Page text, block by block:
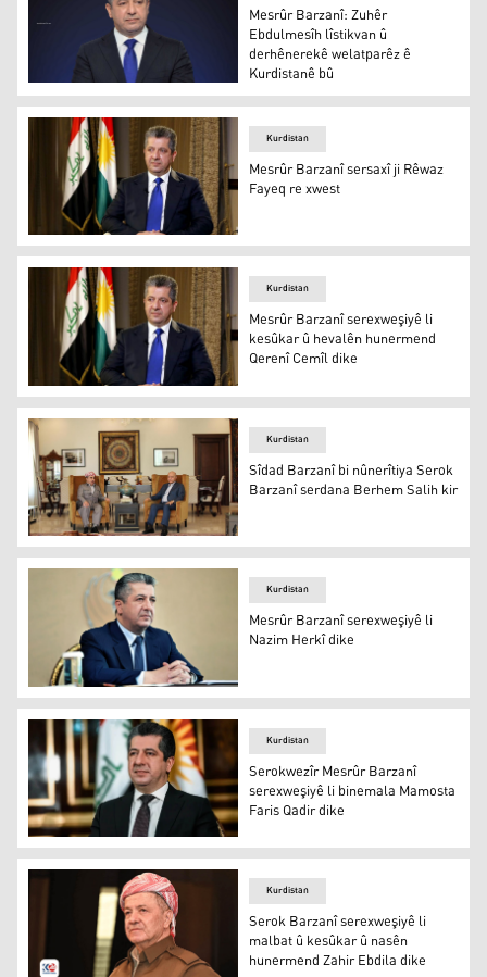
Mesrûr Barzanî
Mesrûr Barzanî: Zuhêr
Ebdulmesîh lîstikvan û
derhênerekê welatparêz ê
Kurdistanê bû
Mesrûr Barzanî
Kurdistan
Mesrûr Barzanî sersaxî ji Rêwaz
Fayeq re xwest
Mesrûr Barzanî
Kurdistan
Mesrûr Barzanî serexweşiyê li
kesûkar û hevalên hunermend
Qerenî Cemîl dike
Sîdad Barzanî û Berhem Salih
Kurdistan
Sîdad Barzanî bi nûnerîtiya Serok
Barzanî serdana Berhem Salih kir
Mesrûr Barzanî
Kurdistan
Mesrûr Barzanî serexweşiyê li
Nazim Herkî dike
Mesrûr Barzanî
Kurdistan
Serokwezîr Mesrûr Barzanî
serexweşiyê li binemala Mamosta
Faris Qadir dike
Kurdistan
Serok Barzanî serexweşiyê li
malbat û kesûkar û nasên
hunermend Zahir Ebdila dike